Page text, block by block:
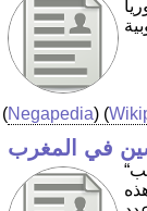
(Negapedia) (
في المغرب
“يتميز التعليم العالي العلمي في المغرب بجانب